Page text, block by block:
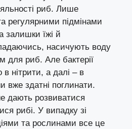
риб. Лише
регулярними підмінами
залишки їжі й
насичують воду
для риб. Але бактерії
нітрити, а далі – в
вже здатні поглинати.
дають розвиватися
рибі. У випадку зі
та рослинами все це